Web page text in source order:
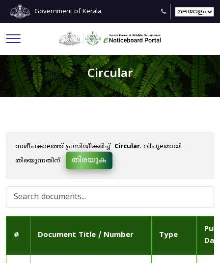
Government of Kerala
Circular
സമീപകാലത്ത് പ്രസിദ്ധീകരിച്ച് Circular. വിപുലമായി
തിരയുന്നതിന്
തിരയുക
# Document Title / Number Type